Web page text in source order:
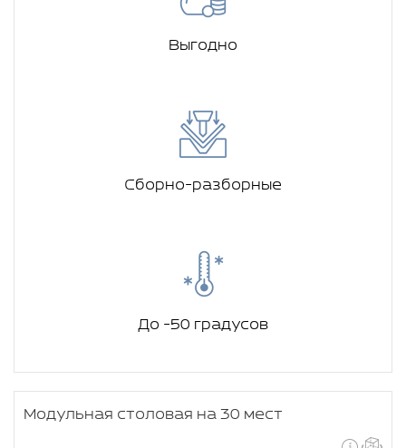
Выгодно
Сборно-разборные
До -50 градусов
Модульная столовая на 30 мест